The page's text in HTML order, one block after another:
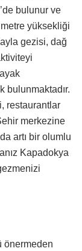
bulunur ve
yüksekliği
gezisi, dağ
bulunmaktadır.
restaurantlar
merkezine
artı bir olumlu
Kapadokya
önermeden